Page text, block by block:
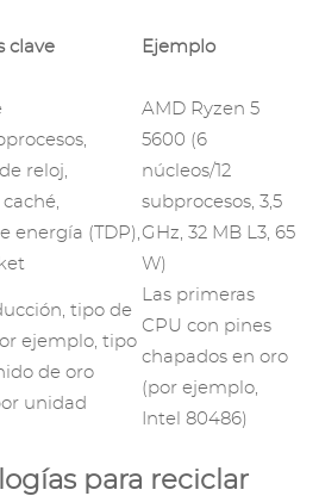
clave Ejemplo
reloj,
energía (TDP),
AMD Ryzen 5
5600 (6
núcleos/12
subprocesos, 3,5
GHz, 32 MB L3, 65
W)
tipo de
ejemplo, tipo
de oro
unidad
Las primeras
CPU con pines
chapados en oro
(por ejemplo,
Intel 80486)
para reciclar